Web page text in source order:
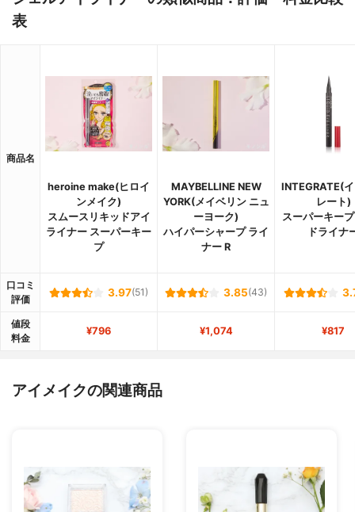
表
商品名
heroine make(ヒロイ
ンメイク)
スムースリキッドアイ
ライナー スーパーキー
プ
MAYBELLINE NEW
YORK(メイベリン ニュ
ーヨーク)
ハイパーシャープ ライ
ナー R
INTEGRATE(
レート)
スーパーキー
ドライナ
口コミ
評価
3.97(51) 3.85(43)
値段
料金
¥796 ¥1,074 ¥817
アイメイクの関連商品